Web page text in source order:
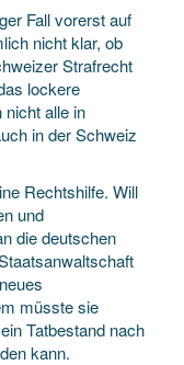
Fall vorerst auf
nicht klar, ob
Strafrecht
lockere
nicht alle in
in der Schweiz
Rechtshilfe. Will
und
die deutschen
müsste sie
Tatbestand nach
kann.